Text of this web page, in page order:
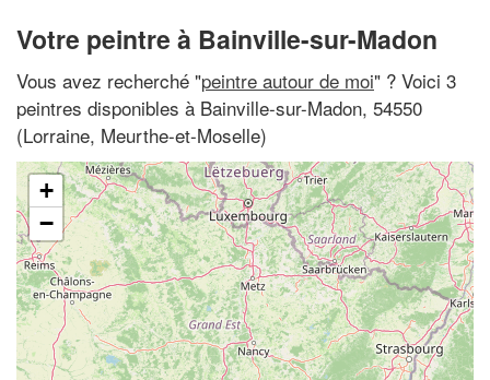
Votre peintre à Bainville-sur-Madon
Vous avez recherché "peintre autour de moi" ? Voici 3
peintres disponibles à Bainville-sur-Madon, 54550
(Lorraine, Meurthe-et-Moselle)
+
−